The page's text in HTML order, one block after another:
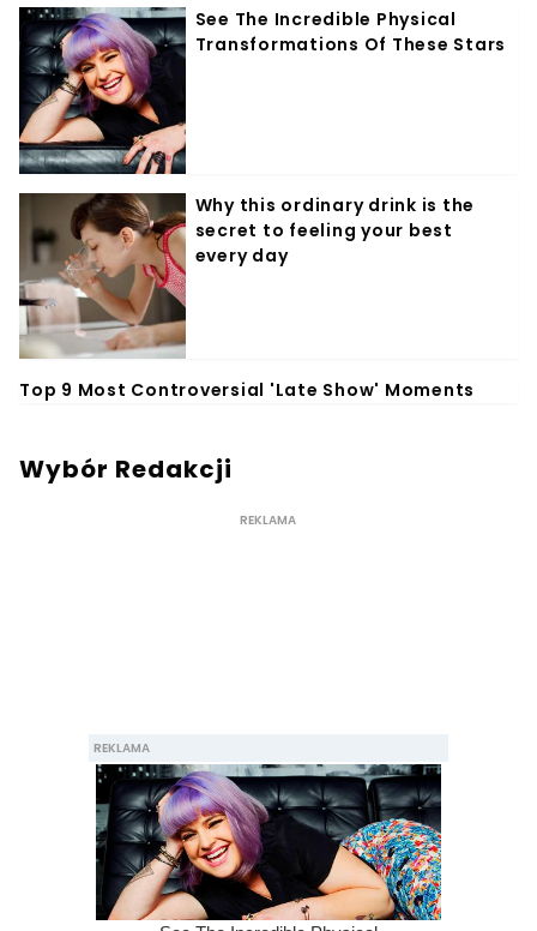
Wybór Redakcji